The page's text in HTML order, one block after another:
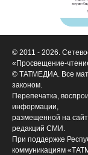
© 2011 - 2026.
«Просвещение-
© ТАТМЕДИА. Все
законом.
Перепечатка,
информации,
размещенной на
редакций СМИ.
При поддержке
коммуникациям